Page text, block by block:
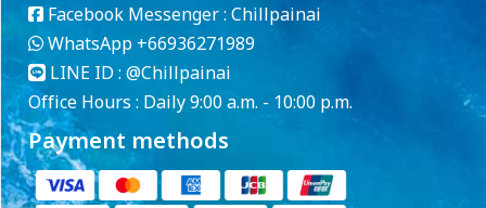
Facebook Messenger : Chillpainai
WhatsApp +66936271989
LINE ID : @Chillpainai
Office Hours : Daily 9:00 a.m. - 10:00 p.m.
Payment methods